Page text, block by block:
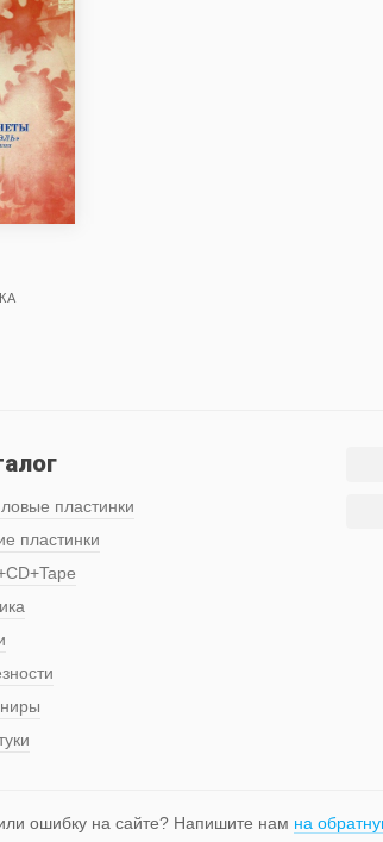
пластинки
пластинки
ошибку на сайте? Напишите нам на